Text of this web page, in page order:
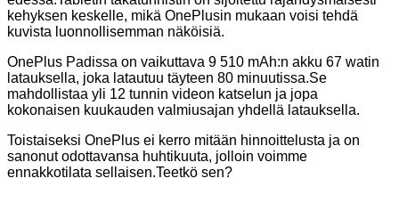
kehyksen keskelle, mikä OnePlusin mukaan voisi tehdä
kuvista luonnollisemman näköisiä.
OnePlus Padissa on vaikuttava 9 510 mAh:n akku 67 watin
latauksella, joka latautuu täyteen 80 minuutissa.Se
mahdollistaa yli 12 tunnin videon katselun ja jopa
kokonaisen kuukauden valmiusajan yhdellä latauksella.
Toistaiseksi OnePlus ei kerro mitään hinnoittelusta ja on
sanonut odottavansa huhtikuuta, jolloin voimme
ennakkotilata sellaisen.Teetkö sen?